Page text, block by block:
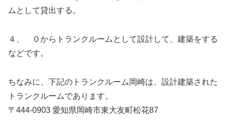
ムとして貸出する。
４、 ０からトランクルームとして設計して、建築をする
などです。
ちなみに、下記のトランクルーム岡崎は、設計建築された
トランクルームであります。
〒444-0903 愛知県岡崎市東大友町松花87